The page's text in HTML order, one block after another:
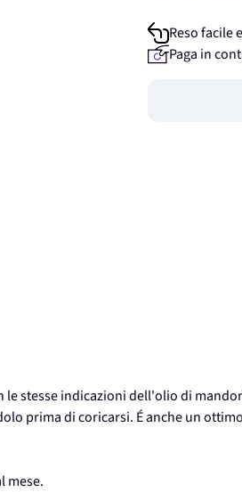
Reso facile
Paga in
stesse indicazioni dell'olio di
prima di coricarsi. É anche un
mese.